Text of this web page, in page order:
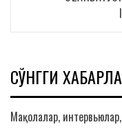
СЎНГГИ
Мақолалар,